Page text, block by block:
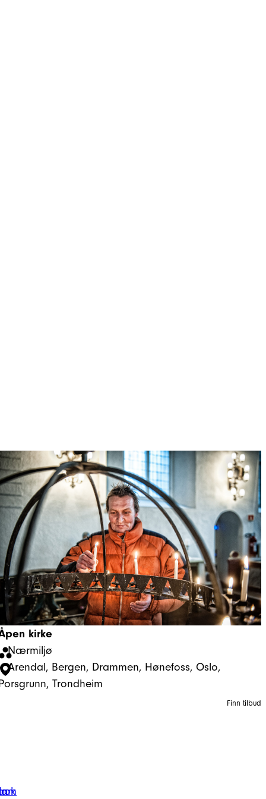
kirke
Nærmiljø
Arendal, Bergen, Drammen, Hønefoss, Oslo,
, Trondheim
Finn tilbud